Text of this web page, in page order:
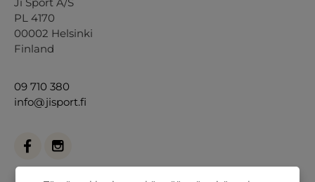
Ji Sport A/S
PL 4170
00002 Helsinki
Finland
09 710 380
info@jisport.fi